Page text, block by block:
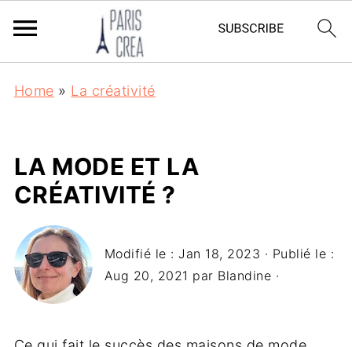
Home » La créativité
LA MODE ET LA
CRÉATIVITÉ ?
Modifié le :Jan 18, 2023 · Publié le :
Aug 20, 2021 par Blandine ·